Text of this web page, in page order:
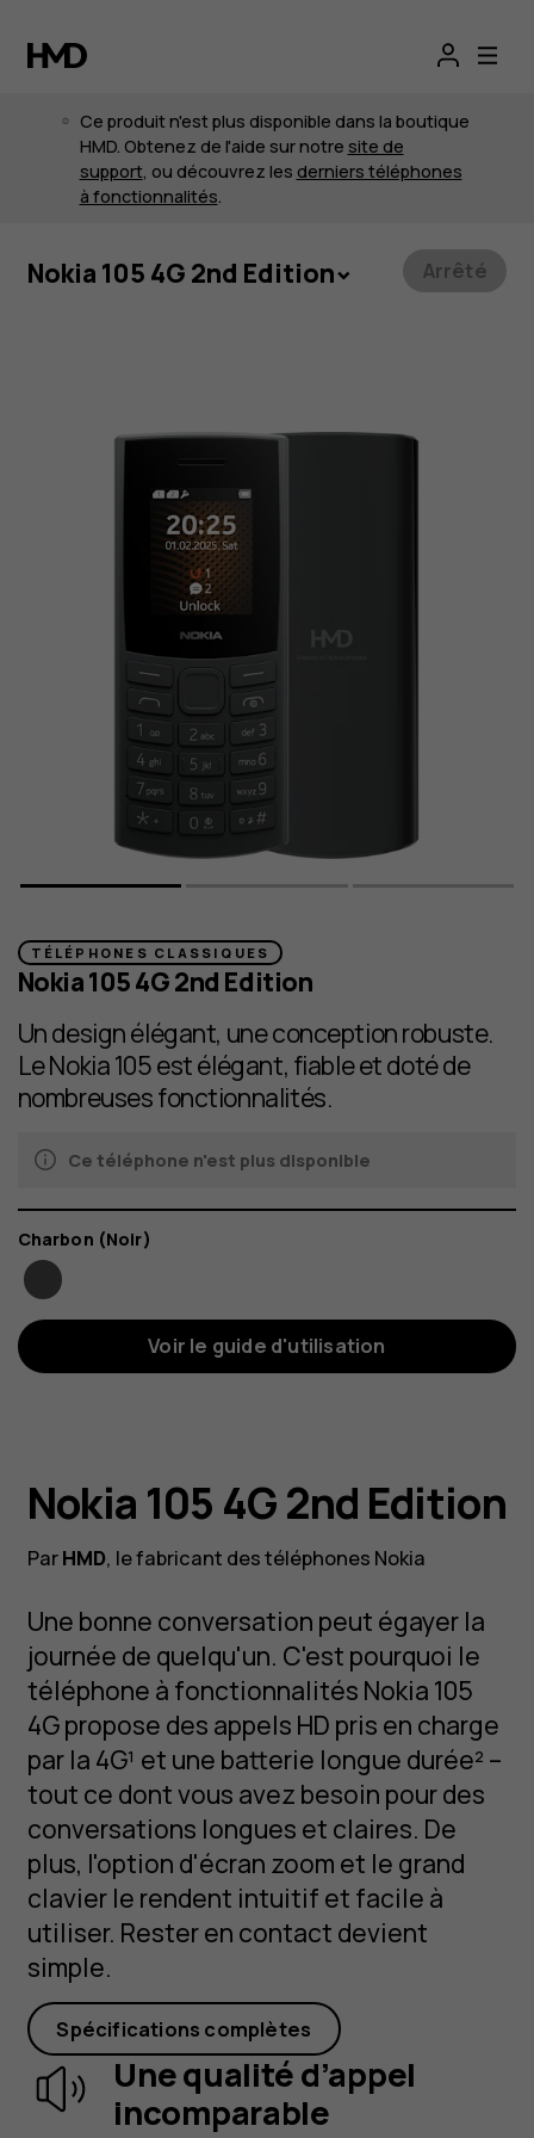
Ce produit n'est plus disponible dans la boutique
HMD. Obtenez de l'aide sur notre site de
support , ou découvrez les derniers téléphones
à fonctionnalités
Nokia 105 4G 2nd Edition Arrêté
TÉLÉPHONES CLASSIQUES
Nokia 105 4G 2nd Edition
Un design élégant, une conception robuste.
Le Nokia 105 est élégant, fiable et doté de
nombreuses fonctionnalités.
Ce téléphone n'est plus disponible
Couleur
Charbon (Noir)
Voir le guide d'utilisation
Nokia 105 4G 2nd Edition
ParHMD, le fabricant des téléphones Nokia
Une bonne conversation peut égayer la
journée de quelqu'un. C'est pourquoi le
téléphone à fonctionnalités Nokia 105
4G propose des appels HD pris en charge
par la 4G¹ et une batterie longue durée² –
tout ce dont vous avez besoin pour des
conversations longues et claires. De
plus, l'option d'écran zoom et le grand
clavier le rendent intuitif et facile à
utiliser. Rester en contact devient
simple.
Spécifications complètes
Une qualité d’appel
incomparable